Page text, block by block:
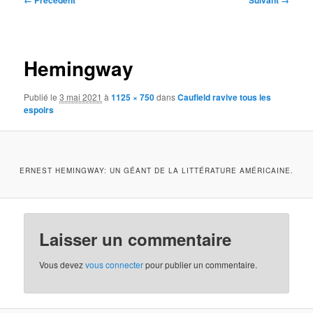
Hemingway
Publié le3 mai 2021 à1125 × 750dansCaufield ravive tous les
espoirs
ERNEST HEMINGWAY: UN GÉANT DE LA LITTÉRATURE AMÉRICAINE.
Laisser un commentaire
Vous devezvous connecterpour publier un commentaire.